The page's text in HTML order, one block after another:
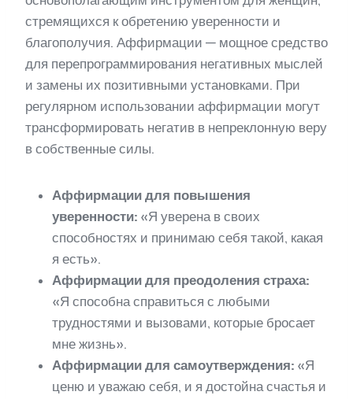
стремящихся к обретению уверенности и
благополучия. Аффирмации — мощное средство
для перепрограммирования негативных мыслей
и замены их позитивными установками. При
регулярном использовании аффирмации могут
трансформировать негатив в непреклонную веру
в собственные силы.
Аффирмации для повышения
уверенности: «Я уверена в своих
способностях и принимаю себя такой, какая
я есть».
Аффирмации для преодоления страха:
«Я способна справиться с любыми
трудностями и вызовами, которые бросает
мне жизнь».
Аффирмации для самоутверждения: «Я
ценю и уважаю себя, и я достойна счастья и